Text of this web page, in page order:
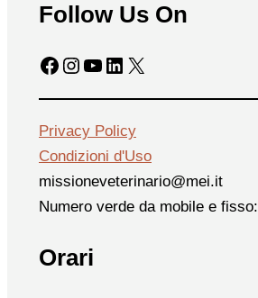
Follow Us On
Facebook
Instagram
YouTube
LinkedIn
X
Privacy Policy
Condizioni d'Uso
missioneveterinario@mei.it
Numero verde da mobile e fisso:
Orari